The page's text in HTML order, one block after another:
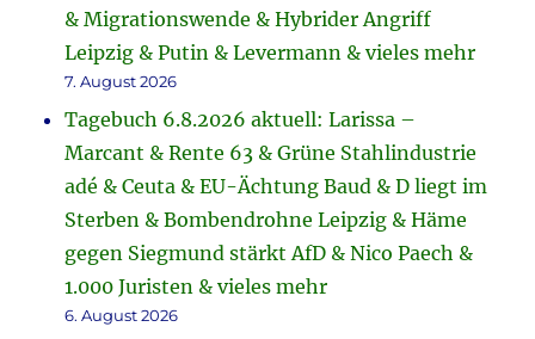
& Migrationswende & Hybrider Angriff
Leipzig & Putin & Levermann & vieles mehr
7. August 2026
Tagebuch 6.8.2026 aktuell: Larissa –
Marcant & Rente 63 & Grüne Stahlindustrie
adé & Ceuta & EU-Ächtung Baud & D liegt im
Sterben & Bombendrohne Leipzig & Häme
gegen Siegmund stärkt AfD & Nico Paech &
1.000 Juristen & vieles mehr
6. August 2026